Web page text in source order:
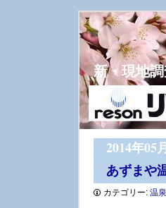
新・現地調
2014年05
あずまや
カテゴリー: 温泉